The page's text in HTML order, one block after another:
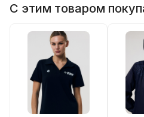
С этим товаром